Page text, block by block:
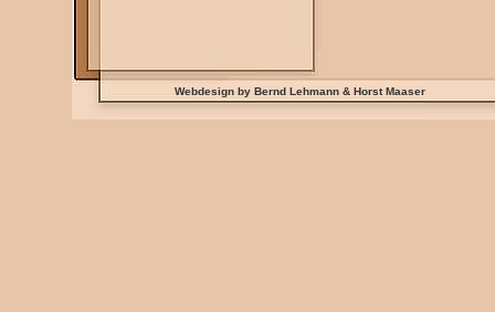
Webdesign by Bernd Lehmann & Horst Maaser